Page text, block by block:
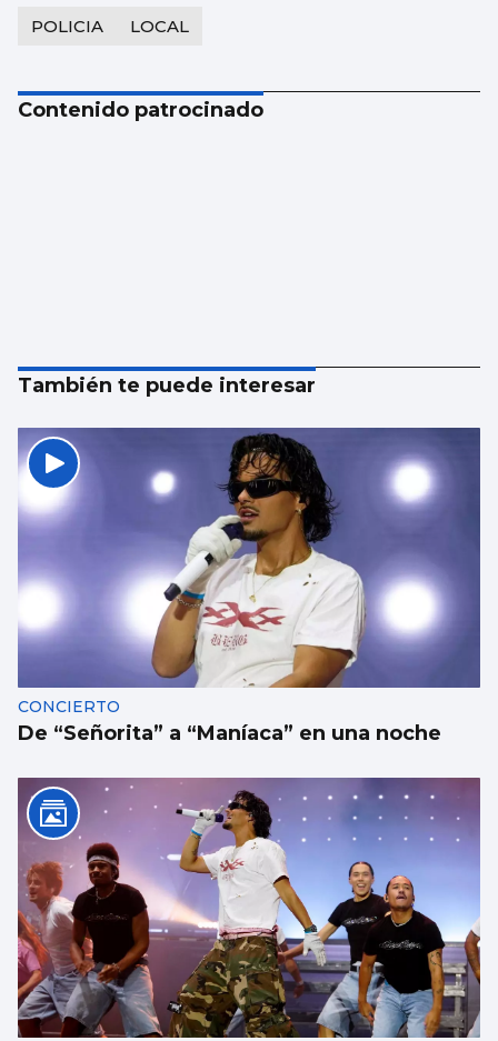
POLICIA LOCAL
Contenido patrocinado
También te puede interesar
CONCIERTO
De “Señorita” a “Maníaca” en una noche